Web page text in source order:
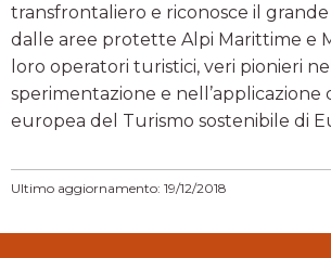
transfrontaliero e riconosce il
dalle aree protette Alpi Marittime e
loro operatori turistici, veri pionieri
sperimentazione e nell’applicazione
europea del Turismo sostenibile di
Ultimo aggiornamento: 19/12/2018